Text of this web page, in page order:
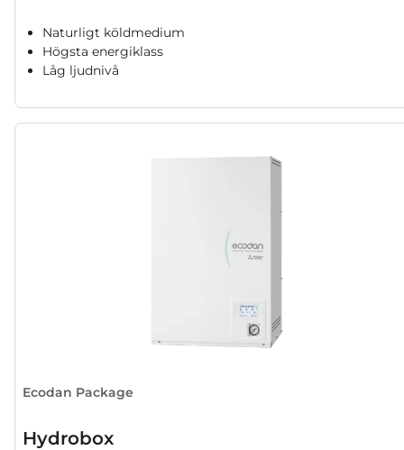
Naturligt köldmedium
Högsta energiklass
Låg ljudnivå
Ecodan Package
Hydrobox